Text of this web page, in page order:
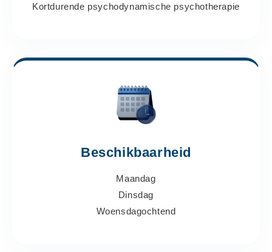
Kortdurende psychodynamische psychotherapie
Beschikbaarheid
Maandag
Dinsdag
Woensdagochtend